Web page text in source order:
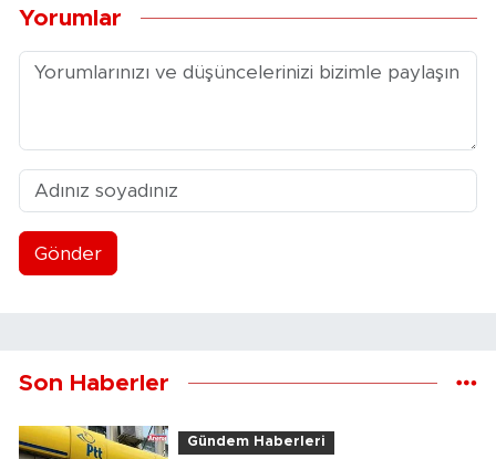
Yorumlar
Gönder
Son Haberler
Gündem Haberleri